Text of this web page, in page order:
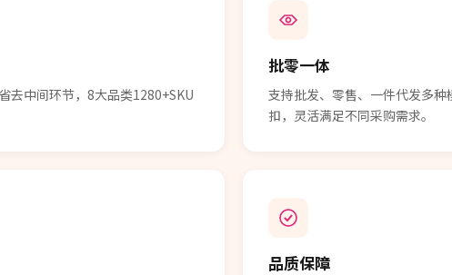
去中间环节，8大品类1280+SKU
批零一体
支持批发、零售、一件代发多
扣，灵活满足不同采购需求。
品质保障